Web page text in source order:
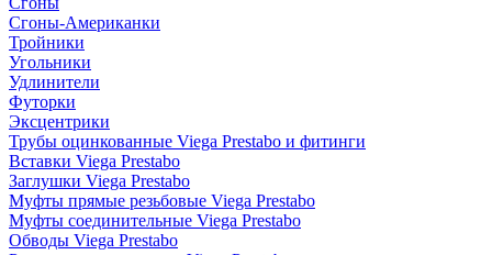
Сгоны-Американки
Тройники
Угольники
Удлинители
Футорки
Эксцентрики
Трубы оцинкованные Viega Prestabo и фитинги
Вставки Viega Prestabo
Заглушки Viega Prestabo
Муфты прямые резьбовые Viega Prestabo
Муфты соединительные Viega Prestabo
Обводы Viega Prestabo